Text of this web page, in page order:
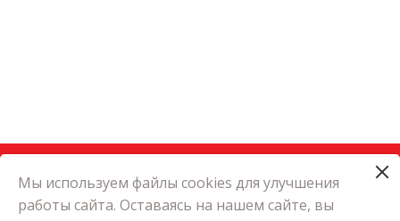
КАТАЛОГ
Мы используем файлы cookies для улучшения
работы сайта. Оставаясь на нашем сайте, вы